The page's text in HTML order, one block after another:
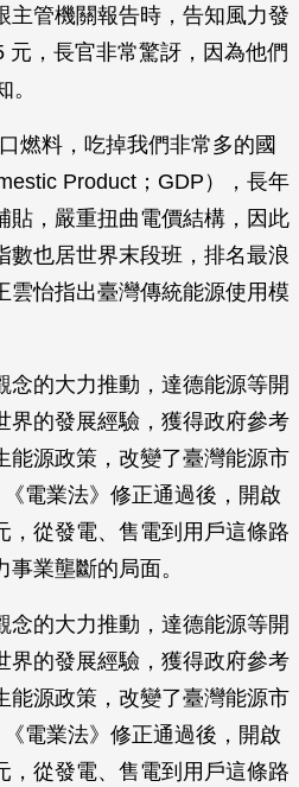
主管機關報告時，告知風力發
元，長官非常驚訝，因為他們
燃料，吃掉我們非常多的國
Product；GDP），長年
貼，嚴重扭曲電價結構，因此
數也居世界末段班，排名最浪
雲怡指出臺灣傳統能源使用模
念的大力推動，達德能源等開
界的發展經驗，獲得政府參考
能源政策，改變了臺灣能源市
電業法》修正通過後，開啟
，從發電、售電到用戶這條路
業壟斷的局面。
念的大力推動，達德能源等開
界的發展經驗，獲得政府參考
能源政策，改變了臺灣能源市
電業法》修正通過後，開啟
，從發電、售電到用戶這條路